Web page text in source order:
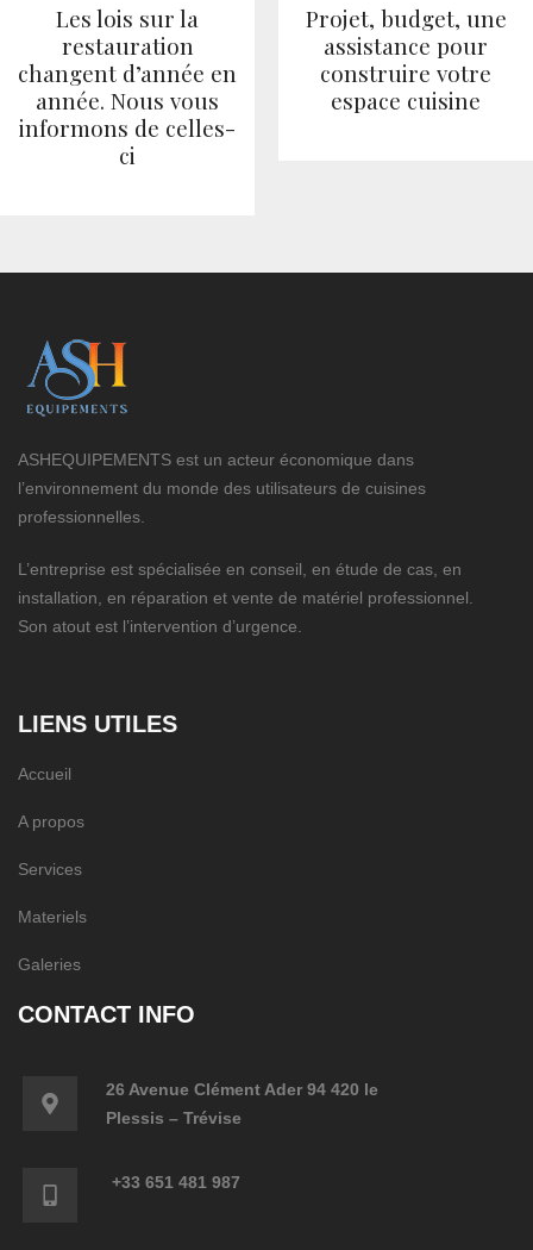
Les lois sur la
restauration
changent d’année en
année. Nous vous
informons de celles-
ci
Projet, budget, une
assistance pour
construire votre
espace cuisine
ASHEQUIPEMENTS est un acteur économique dans
l’environnement du monde des utilisateurs de cuisines
professionnelles.
L’entreprise est spécialisée en conseil, en étude de cas, en
installation, en réparation et vente de matériel professionnel.
Son atout est l’intervention d’urgence.
LIENS UTILES
Accueil
A propos
Services
Materiels
Galeries
CONTACT INFO
26 Avenue Clément Ader 94 420 le
Plessis – Trévise
+33 651 481 987